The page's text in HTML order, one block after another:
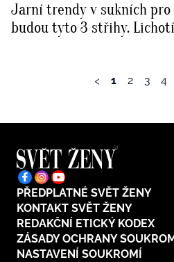
Jarní trendy v sukních pro
budou tyto 3 střihy.
‹ 1 2 3 4
PŘEDPLATNÉ SVĚT ŽENY
KONTAKT SVĚT ŽENY
REDAKČNÍ ETICKÝ KODEX
ZÁSADY OCHRANY
NASTAVENÍ SOUKROMÍ